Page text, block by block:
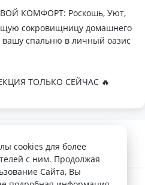
КОМФОРТ: Роскошь, Уют,
сокровищницу домашнего
вашу спальню в личный оазис
ТОЛЬКО СЕЙЧАС 🔥
интерьеров
натур
cookies для более
с ним. Продолжая
Сайта, Вы